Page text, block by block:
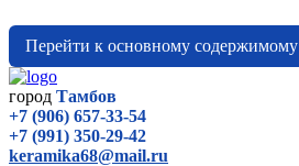
Перейти к основному содержимому
город Тамбов
+7 (906) 657-33-54
+7 (991) 350-29-42
keramika68@mail.ru